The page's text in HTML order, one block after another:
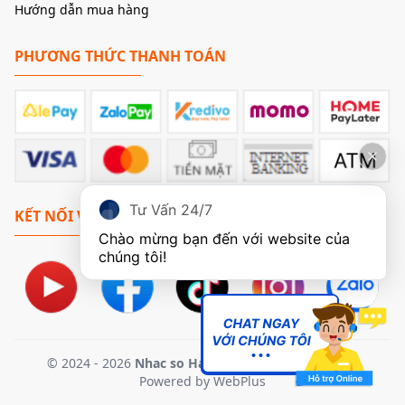
giải trí chất lượng cao mà không chiếm nhiều diện tích.
2. Sức Mạnh Nòng Cốt: Chip DAC ESS ES9018Q2M
và Bộ Xử Lý USB XMOS XU208
Đây là những thông tin quan trọng mà bạn cần làm rõ để làm
nổi bật sản phẩm. DAC Q5N được trang bị những thành
Chip USB: Để đảm bảo đường truyền tín hiệu USB ổn định
và đạt chất lượng cao nhất, Q5N tích hợp bộ xử lýXMOS
Hướng dẫn mua hàng
PHƯƠNG THỨC THANH TOÁN
KẾT NỐI VỚI CHÚNG TÔI
© 2024 - 2026 Nhac so Ha Noi
. All Rights Reserved.
Powered by WebPlus
Tư Vấn 24/7
Chào mừng bạn đến với website của
chúng tôi!